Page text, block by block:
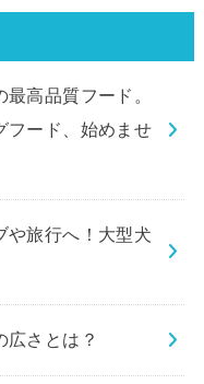
高品質フード。
フード、始めませ
や旅行へ！大型犬
広さとは？